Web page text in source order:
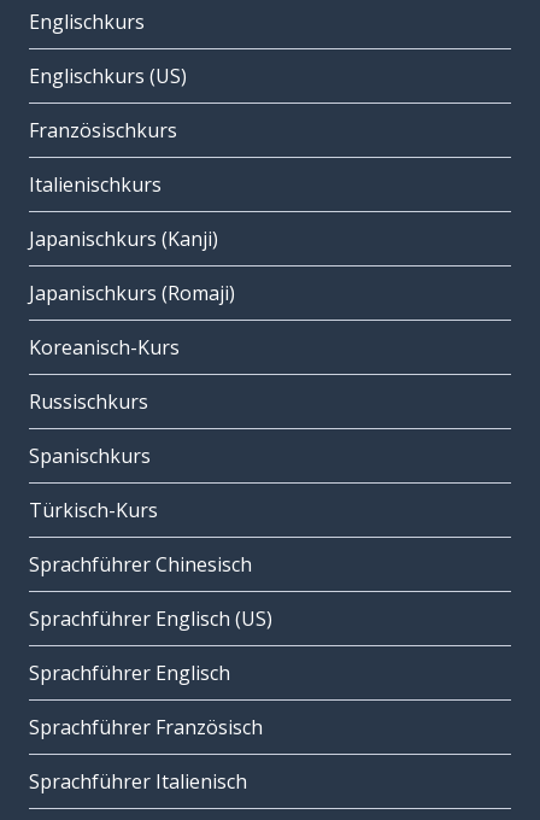
Englischkurs
Englischkurs (US)
Französischkurs
Italienischkurs
Japanischkurs (Kanji)
Japanischkurs (Romaji)
Koreanisch-Kurs
Russischkurs
Spanischkurs
Türkisch-Kurs
Sprachführer Chinesisch
Sprachführer Englisch (US)
Sprachführer Englisch
Sprachführer Französisch
Sprachführer Italienisch